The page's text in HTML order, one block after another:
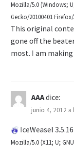
Mozilla/5.0 (Windows;
Gecko/20100401 Firefox/
This original
gone off the
most. I am
AAAdice:
junio 4, 2012 a
IceWeasel
Mozilla/5.0 (X11; U;